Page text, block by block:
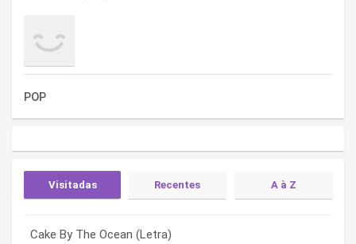
POP
Visitadas Recentes A à Z
Cake By The Ocean (Letra)
Zoom (Letra)
Almost (Letra)